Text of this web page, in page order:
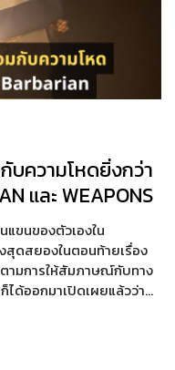
บความโหดยิ่งกว่า
และ WEAPONS
ขนของตัวเองใน
สุดสยองในตอนท้ายเรื่อง
ามการให้สัมภาษณ์กับทาง
ได้ออกมาเปิดเผยแล้วว่า…